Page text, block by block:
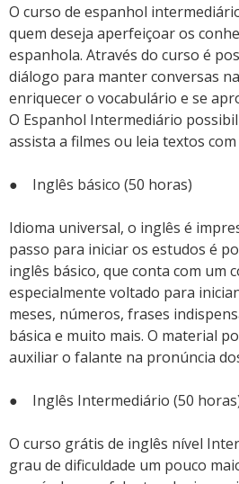
O curso de espanhol
quem deseja aperfeiçoar os
espanhola. Através do curso é
diálogo para manter conversas
enriquecer o vocabulário e se
O Espanhol Intermediário
assista a filmes ou leia textos
● Inglês básico (50 horas)
Idioma universal, o inglês é
passo para iniciar os estudos é
inglês básico, que conta com um
especialmente voltado para
meses, números, frases
básica e muito mais. O material
auxiliar o falante na pronúncia
● Inglês Intermediário (50
O curso grátis de inglês nível
grau de dificuldade um pouco